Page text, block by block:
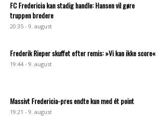
FC Fredericia kan stadig handle: Hansen vil gøre
truppen bredere
20:35 - 9. august
Frederik Rieper skuffet efter remis: »Vi kan ikke score«
19:44 - 9. august
Massivt Fredericia-pres endte kun med ét point
19:21 - 9. august